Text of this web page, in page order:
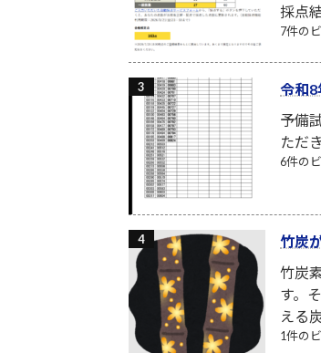
採点
7件の
令和8
予備
ただ
6件の
竹炭
竹炭
す。
える
1件の